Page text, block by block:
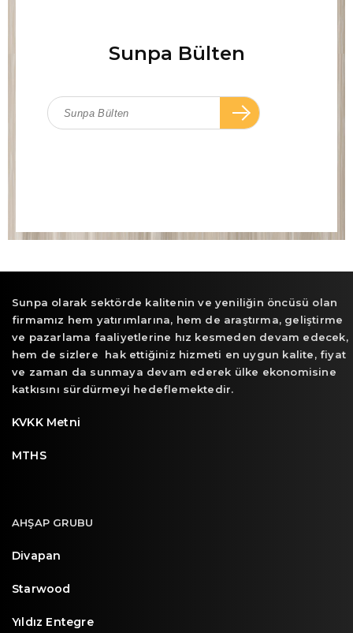
Sunpa Bülten
Sunpa olarak sektörde kalitenin ve yeniliğin öncüsü olan
firmamız hem yatırımlarına, hem de araştırma, geliştirme
ve pazarlama faaliyetlerine hız kesmeden devam edecek,
hem de sizlere hak ettiğiniz hizmeti en uygun kalite, fiyat
ve zaman da sunmaya devam ederek ülke ekonomisine
katkısını sürdürmeyi hedeflemektedir.
KVKK Metni
MTHS
AHŞAP GRUBU
Divapan
Starwood
Yıldız Entegre